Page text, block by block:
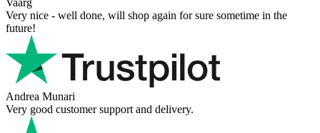
Vaarg
Very nice - well done, will shop again for sure sometime in the
future!
Andrea Munari
Very good customer support and delivery.